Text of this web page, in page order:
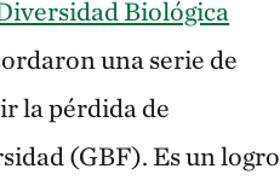
Biológica
una serie de
la pérdida de
(GBF). Es un logro